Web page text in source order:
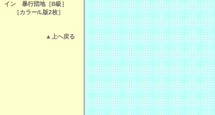
イン 暴行団地［B級］
［カラー/L版2枚］
▲上へ戻る